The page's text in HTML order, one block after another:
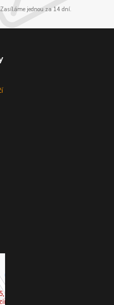
jednou za 14 dní.